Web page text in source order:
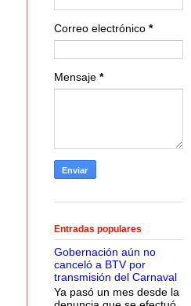
Correo electrónico *
Mensaje *
Entradas populares
Gobernación aún no
canceló a BTV por
transmisión del Carnaval
Ya pasó un mes desde la